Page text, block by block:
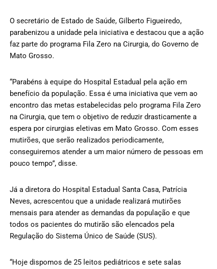
O secretário de Estado de Saúde, Gilberto Figueiredo,
parabenizou a unidade pela iniciativa e destacou que a ação
faz parte do programa Fila Zero na Cirurgia, do Governo de
Mato Grosso.
“Parabéns à equipe do Hospital Estadual pela ação em
benefício da população. Essa é uma iniciativa que vem ao
encontro das metas estabelecidas pelo programa Fila Zero
na Cirurgia, que tem o objetivo de reduzir drasticamente a
espera por cirurgias eletivas em Mato Grosso. Com esses
mutirões, que serão realizados periodicamente,
conseguiremos atender a um maior número de pessoas em
pouco tempo”, disse.
Já a diretora do Hospital Estadual Santa Casa, Patrícia
Neves, acrescentou que a unidade realizará mutirões
mensais para atender as demandas da população e que
todos os pacientes do mutirão são elencados pela
Regulação do Sistema Único de Saúde (SUS).
“Hoje dispomos de 25 leitos pediátricos e sete salas